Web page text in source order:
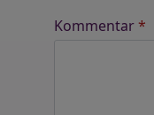
Kommentar*